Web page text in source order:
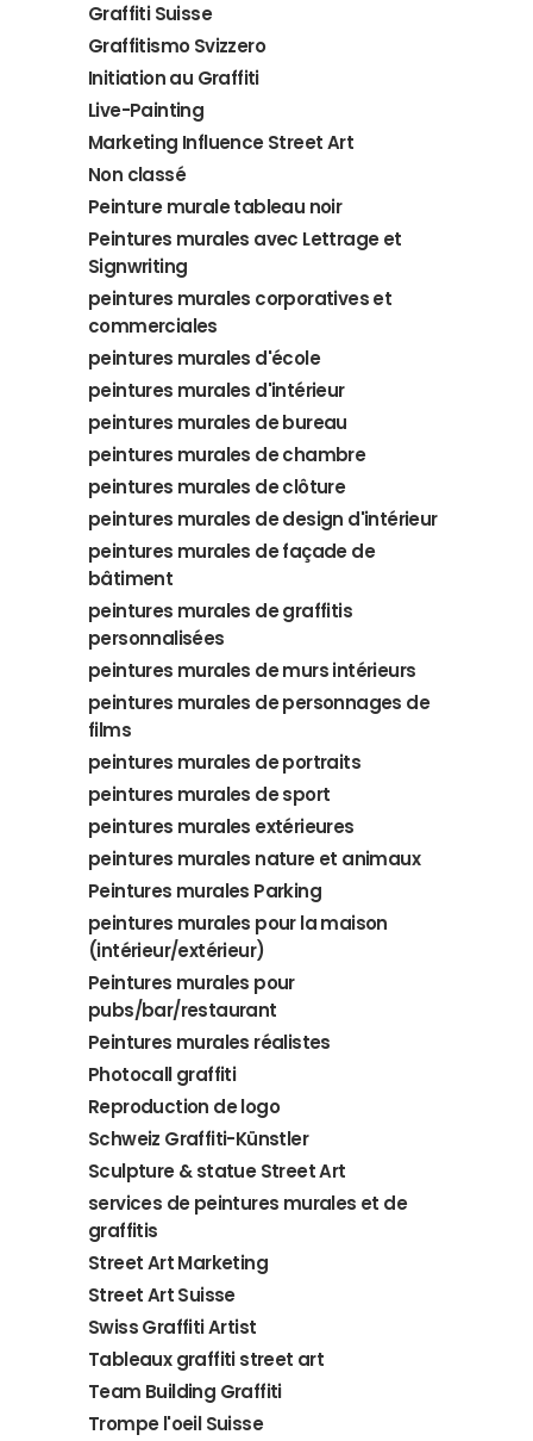
Graffiti Suisse
Graffitismo Svizzero
Initiation au Graffiti
Live-Painting
Marketing Influence Street Art
Non classé
Peinture murale tableau noir
Peintures murales avec Lettrage et
Signwriting
peintures murales corporatives et
commerciales
peintures murales d'école
peintures murales d'intérieur
peintures murales de bureau
peintures murales de chambre
peintures murales de clôture
peintures murales de design d'intérieur
peintures murales de façade de
bâtiment
peintures murales de graffitis
personnalisées
peintures murales de murs intérieurs
peintures murales de personnages de
films
peintures murales de portraits
peintures murales de sport
peintures murales extérieures
peintures murales nature et animaux
Peintures murales Parking
peintures murales pour la maison
(intérieur/extérieur)
Peintures murales pour
pubs/bar/restaurant
Peintures murales réalistes
Photocall graffiti
Reproduction de logo
Schweiz Graffiti-Künstler
Sculpture & statue Street Art
services de peintures murales et de
graffitis
Street Art Marketing
Street Art Suisse
Swiss Graffiti Artist
Tableaux graffiti street art
Team Building Graffiti
Trompe l'oeil Suisse